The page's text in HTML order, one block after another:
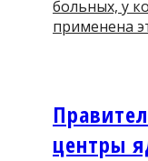
больных, у
применена
центры